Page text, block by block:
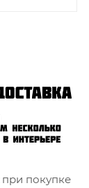
при покупке